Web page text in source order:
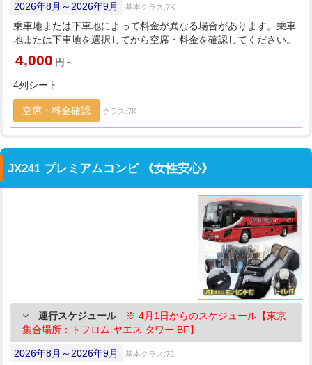
2026年8月～2026年9月 基本クラス:7K
乗車地または下車地によって料金が異なる場合があります。乗車
地または下車地を選択してから空席・料金を確認してください。
4,000 円～
4列シート
空席・料金確認 クラス:7K
JX241 プレミアムコンビ 《女性安心》
運行スケジュール
※ 4月1日からのスケジュール【東京
集合場所：トフロム ヤエス タワー BF】
2026年8月～2026年9月 基本クラス:72